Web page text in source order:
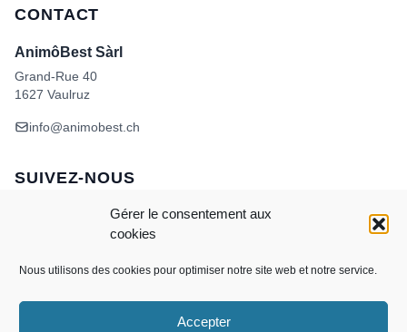
Gérer le consentement aux
cookies
Nous utilisons des cookies pour optimiser notre site web et notre service.
Accepter
CONTACT
AnimôBest Sàrl
Grand-Rue 40
1627 Vaulruz
info@animobest.ch
SUIVEZ-NOUS